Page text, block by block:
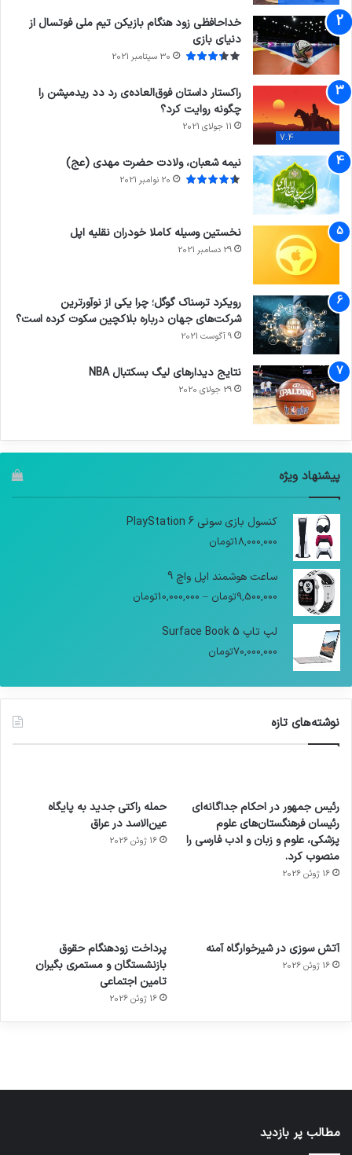
خداحافظی زود هنگام بازیکن تیم ملی فوتسال از
دنیای بازی
30 سپتامبر 2021
7.4
راکستار داستان فوق‌العاده‌ی رد دد ریدمپشن را
چگونه روایت کرد؟
11 جولای 2021
نیمه شعبان، ولادت حضرت مهدی (عج)
20 نوامبر 2021
نخستین وسیله کاملا خودران نقلیه اپل
29 دسامبر 2021
رویکرد ترسناک گوگل؛ چرا یکی از نوآورترین
شرکت‌های جهان درباره بلاکچین سکوت کرده است؟
9 آگوست 2021
نتایج دیدار‌های لیگ بسکتبال NBA
29 جولای 2020
پیشنهاد ویژه
کنسول بازی سونی PlayStation 6
18,000,000تومان
ساعت هوشمند اپل واچ 9
9,500,000تومان –
10,000,000تومان
لپ تاپ Surface Book 5
70,000,000تومان
نوشته‌های تازه
رئیس جمهور در احکام جداگانه‌ای
رئیسان فرهنگستان‌های علوم
پزشکی، علوم و زبان و ادب فارسی را
منصوب کرد.
16 ژوئن 2026
حمله راکتی جدید به پایگاه
عین‌الاسد در عراق
16 ژوئن 2026
آتش سوزی در شیرخوارگاه آمنه
16 ژوئن 2026
پرداخت زودهنگام حقوق
بازنشستگان و مستمری بگیران
تامین اجتماعی
16 ژوئن 2026
برای
کشف
توسط
مجازی
…
ساعت
هوشمند
با طعم
توسط
ژاکت
در
های
2023
توسط
مطالب پر بازدید